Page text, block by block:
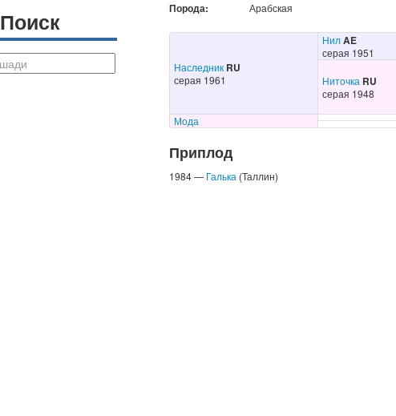
Поиск Порода: Арабская
Наследник RU
серая 1961
НилAE
серая 1951
Ниточка RU
серая 1948
Мода
Приплод
1984 — Галька (Таллин)